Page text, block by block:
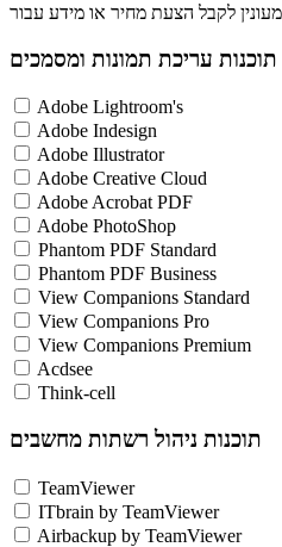
תוכנות עריכת תמונות ומסמכים
Adobe Lightroom's
Adobe Indesign
Adobe Illustrator
Adobe Creative Cloud
Adobe Acrobat PDF
Adobe PhotoShop
Phantom PDF Standard
Phantom PDF Business
View Companions Standard
View Companions Pro
View Companions Premium
Acdsee
Think-cell
תוכנות ניהול רשתות מחשבים
TeamViewer
ITbrain by TeamViewer
Airbackup by TeamViewer